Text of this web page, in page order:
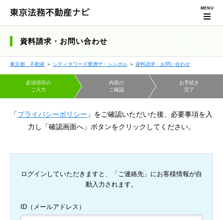
資料請求・お問い合わせ
東京都 不動産 ＞ シティタワーズ豊洲ザ・シンボル ＞ 資料請求・お問い合わせ
必須項目の
ご入力
内容の
ご確認
お手続き
完了
「プライバシーポリシー 」をご確認いただいた後、必要事項を入
力し「確認画面へ」ボタンをクリックしてください。
ログインしていただきますと、「ご連絡先」にお客様情報が自
動入力されます。
ID（メールアドレス）